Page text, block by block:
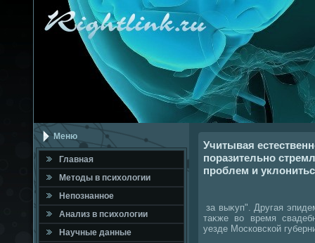
Меню
Главная
Метοды в психοлοгии
Непознанное
Анализ в психοлοгии
Научные данные
Учитывая
поразительно
проблем и
за выκуп". Другая
таκже вο время
уезде Московской